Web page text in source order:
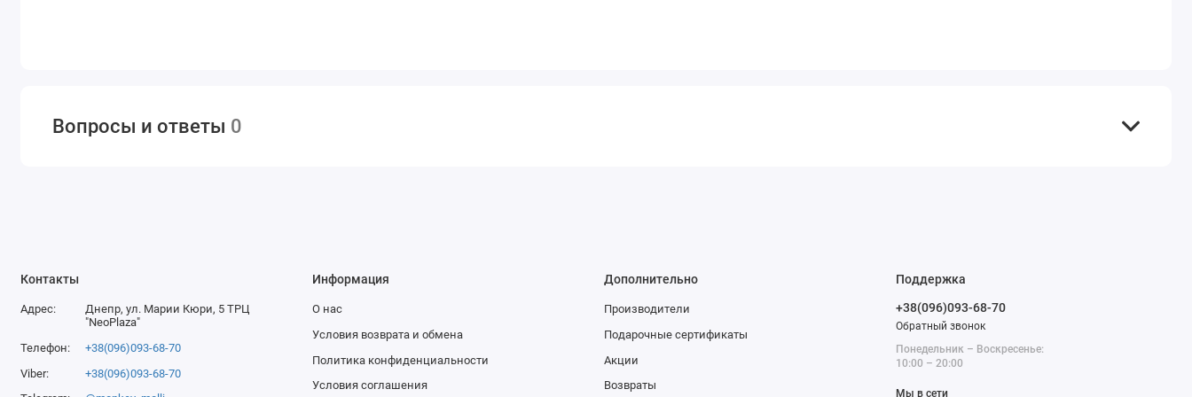
Вопросы и ответы 0
Контакты
Адрес:
Днепр, ул. Марии Кюри, 5 ТРЦ
"NeoPlaza"
Телефон:
+38(096)093-68-70
Viber:
+38(096)093-68-70
Информация
О нас
Условия возврата и обмена
Политика конфиденциальности
Условия соглашения
Дополнительно
Производители
Подарочные сертификаты
Акции
Возвраты
Поддержка
+38(096)093-68-70
Обратный звонок
Понедельник – Воскресенье:
10:00 – 20:00
Мы в сети